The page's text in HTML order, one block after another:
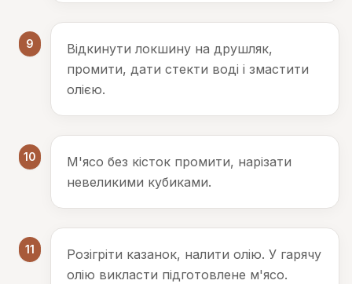
9
Відкинути локшину на друшляк,
промити, дати стекти воді і змастити
олією.
10
М'ясо без кісток промити, нарізати
невеликими кубиками.
11
Розігріти казанок, налити олію. У гарячу
олію викласти підготовлене м'ясо.